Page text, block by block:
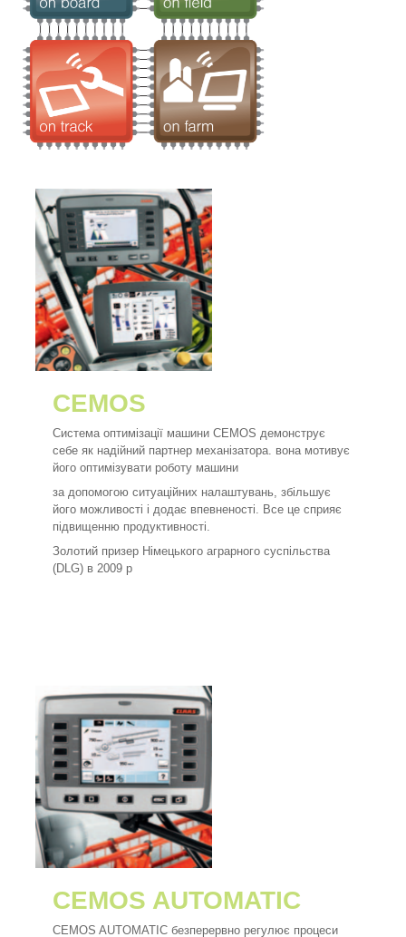
CEMOS
Система оптимізації машини CEMOS демонструє
себе як надійний партнер механізатора. вона мотивує
його оптимізувати роботу машини
за допомогою ситуаційних налаштувань, збільшує
його можливості і додає впевненості. Все це сприяє
підвищенню продуктивності.
Золотий призер Німецького аграрного суспільства
(DLG) в 2009 р
CEMOS AUTOMATIC
CEMOS AUTOMATIC безперервно регулює процеси